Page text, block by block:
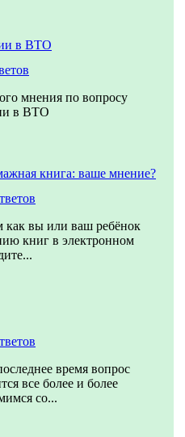
в ВТО
мнения по вопросу
в ВТО
книга: ваше мнение?
как вы или ваш ребёнок
книг в электронном
время вопрос
все более и более
со...